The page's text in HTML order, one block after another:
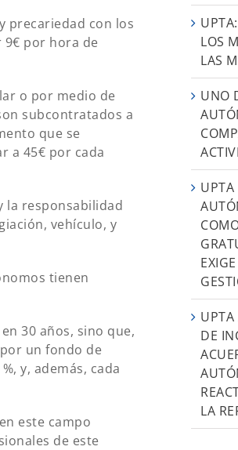
precariedad con los
por hora de
o por medio de
subcontratados a
que se
a 45€ por cada
la responsabilidad
vehículo, y
tienen
30 años, sino que,
un fondo de
y, además, cada
este campo
de este
LOS
LAS
UNO
UPTA
UPTA
DE
LA